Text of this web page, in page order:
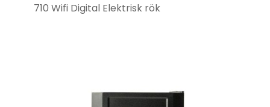
710 Wifi Digital Elektrisk rök